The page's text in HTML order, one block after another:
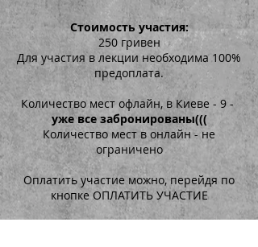
Стоимость участия:
250 гривен
Для участия в лекции необходима 100%
предоплата.
Количество мест офлайн, в Киеве - 9 -
уже все забронированы(((
Количество мест в онлайн - не
ограничено
Оплатить участие можно, перейдя по
кнопке ОПЛАТИТЬ УЧАСТИЕ